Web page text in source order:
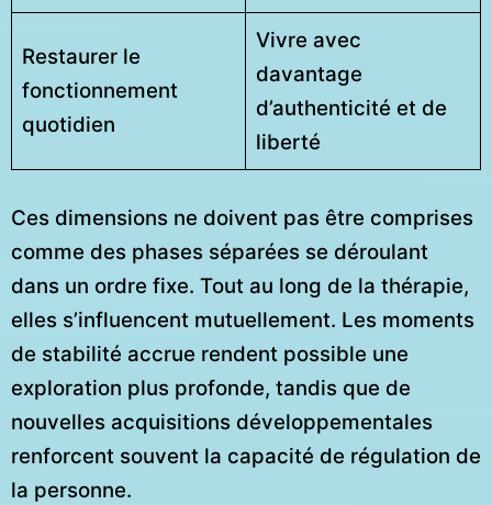
Restaurer le
fonctionnement
quotidien
Vivre avec
davantage
d’authenticité et de
liberté
Ces dimensions ne doivent pas être comprises
comme des phases séparées se déroulant
dans un ordre fixe. Tout au long de la thérapie,
elles s’influencent mutuellement. Les moments
de stabilité accrue rendent possible une
exploration plus profonde, tandis que de
nouvelles acquisitions développementales
renforcent souvent la capacité de régulation de
la personne.